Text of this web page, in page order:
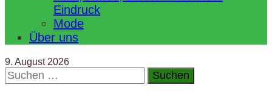
Eindruck
Mode
Über uns
9. August 2026
Suchen
nach: